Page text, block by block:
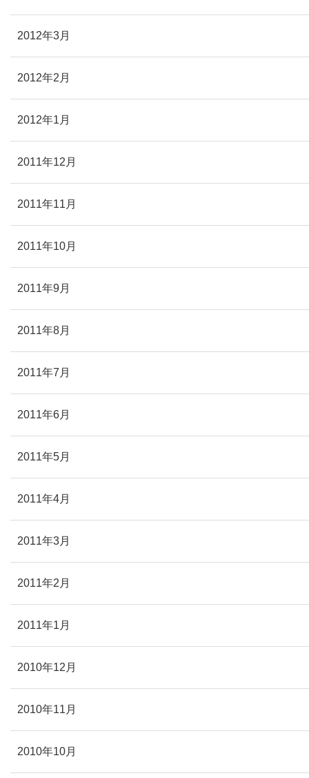
2012年3月
2012年2月
2012年1月
2011年12月
2011年11月
2011年10月
2011年9月
2011年8月
2011年7月
2011年6月
2011年5月
2011年4月
2011年3月
2011年2月
2011年1月
2010年12月
2010年11月
2010年10月